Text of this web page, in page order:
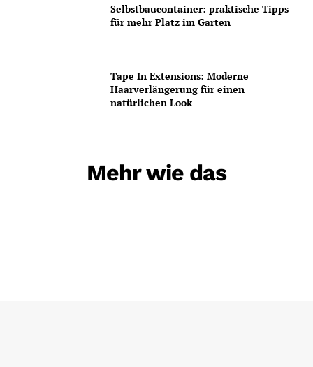
Selbstbaucontainer: praktische Tipps
für mehr Platz im Garten
Tape In Extensions: Moderne
Haarverlängerung für einen
natürlichen Look
Mehr wie das